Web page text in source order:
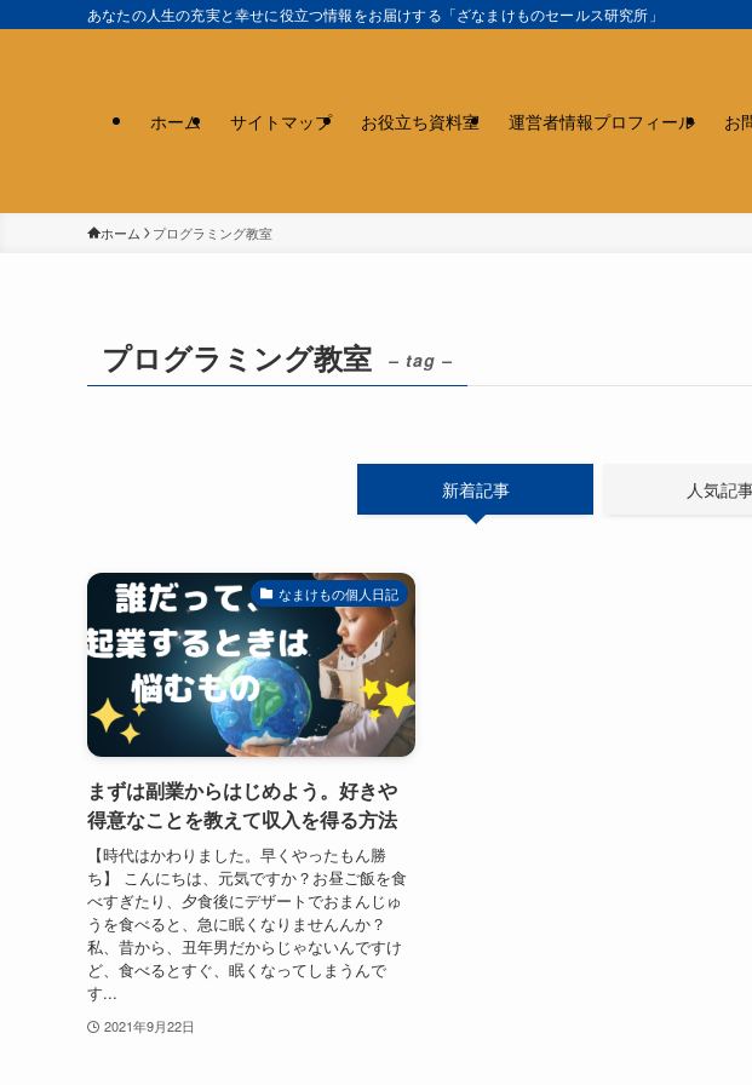
あなたの人生の充実と幸せに役立つ情報をお届けする「ざなまけものセールス研究所」
ホーム サイトマップ お役立ち資料室 運営者情報プロフィール お
ホーム プログラミング教室
プログラミング教室 – tag –
新着記事 人気記
なまけもの個人日記
まずは副業からはじめよう。好きや
得意なことを教えて収入を得る方法
【時代はかわりました。早くやったもん勝
ち】 こんにちは、元気ですか？お昼ご飯を食
べすぎたり、夕食後にデザートでおまんじゅ
うを食べると、急に眠くなりませんんか？
私、昔から、丑年男だからじゃないんですけ
ど、食べるとすぐ、眠くなってしまうんで
す...
2021年9月22日